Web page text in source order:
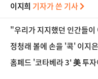
이지희 기자가 쓴 기사
"우리가 지지했던 인간들
정청래 볼에 손을 '콕' 이지
홈페드 '코타베라 3' 美 투